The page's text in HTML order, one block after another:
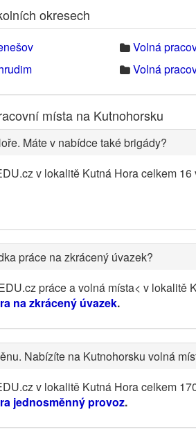
okresech
Volná
Volná
místa na Kutnohorsku
Máte v nabídce také brigády?
v lokalitě Kutná Hora celkem
práce na zkrácený úvazek?
práce a volná místa< v
na zkrácený úvazek.
Nabízíte na Kutnohorsku volná
v lokalitě Kutná Hora celkem
jednosměnný provoz.